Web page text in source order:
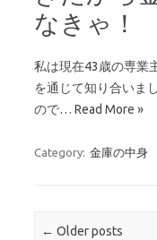
なきゃ！
私は現在43歳の専業
を通じて知り合いま
ので… Read More »
Category: 金庫の中身
Post navigation
← Older posts